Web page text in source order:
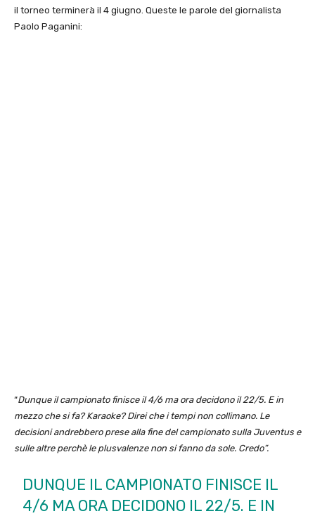
il torneo terminerà il 4 giugno. Queste le parole del giornalista
Paolo Paganini:
“Dunque il campionato finisce il 4/6 ma ora decidono il 22/5. E in
mezzo che si fa? Karaoke? Direi che i tempi non collimano. Le
decisioni andrebbero prese alla fine del campionato sulla Juventus e
sulle altre perchè le plusvalenze non si fanno da sole. Credo”.
DUNQUE IL CAMPIONATO FINISCE IL
4/6 MA ORA DECIDONO IL 22/5. E IN